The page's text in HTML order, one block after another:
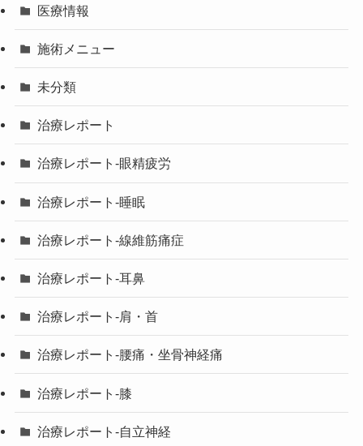
医療情報
施術メニュー
未分類
治療レポート
治療レポート-眼精疲労
治療レポート-睡眠
治療レポート-線維筋痛症
治療レポート-耳鼻
治療レポート-肩・首
治療レポート-腰痛・坐骨神経痛
治療レポート-膝
治療レポート-自立神経